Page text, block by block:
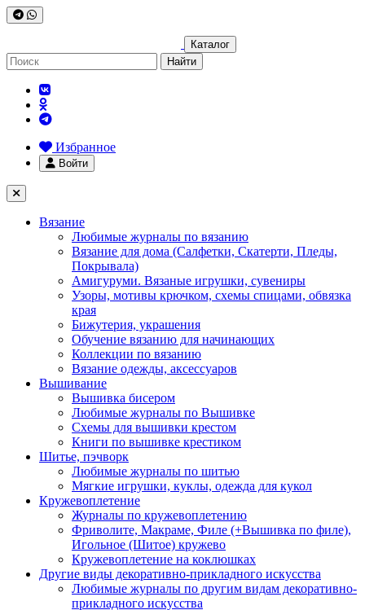
Каталог
Найти
Избранное
Войти
Вязание
Любимые журналы по вязанию
Вязание для дома (Салфетки, Скатерти, Пледы,
Покрывала)
Амигуруми. Вязаные игрушки, сувениры
Узоры, мотивы крючком, схемы спицами, обвязка
края
Бижутерия, украшения
Обучение вязанию для начинающих
Коллекции по вязанию
Вязание одежды, аксессуаров
Вышивание
Вышивка бисером
Любимые журналы по Вышивке
Схемы для вышивки крестом
Книги по вышивке крестиком
Шитье, пэчворк
Любимые журналы по шитью
Мягкие игрушки, куклы, одежда для кукол
Кружевоплетение
Журналы по кружевоплетению
Фриволите, Макраме, Филе (+Вышивка по филе),
Игольное (Шитое) кружево
Кружевоплетение на коклюшках
Другие виды декоративно-прикладного искусства
Любимые журналы по другим видам декоративно-
прикладного искусства